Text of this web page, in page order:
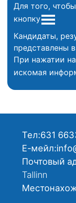
Для того,
кнопку
Кандидаты,
представлены
При нажатии
искомая
Тел:631
Е-мейл:
Почтовый
Tallinn